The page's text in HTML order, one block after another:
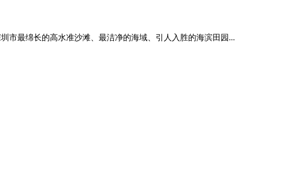
市最绵长的高水准沙滩、最洁净的海域、引人入胜的海滨田园...